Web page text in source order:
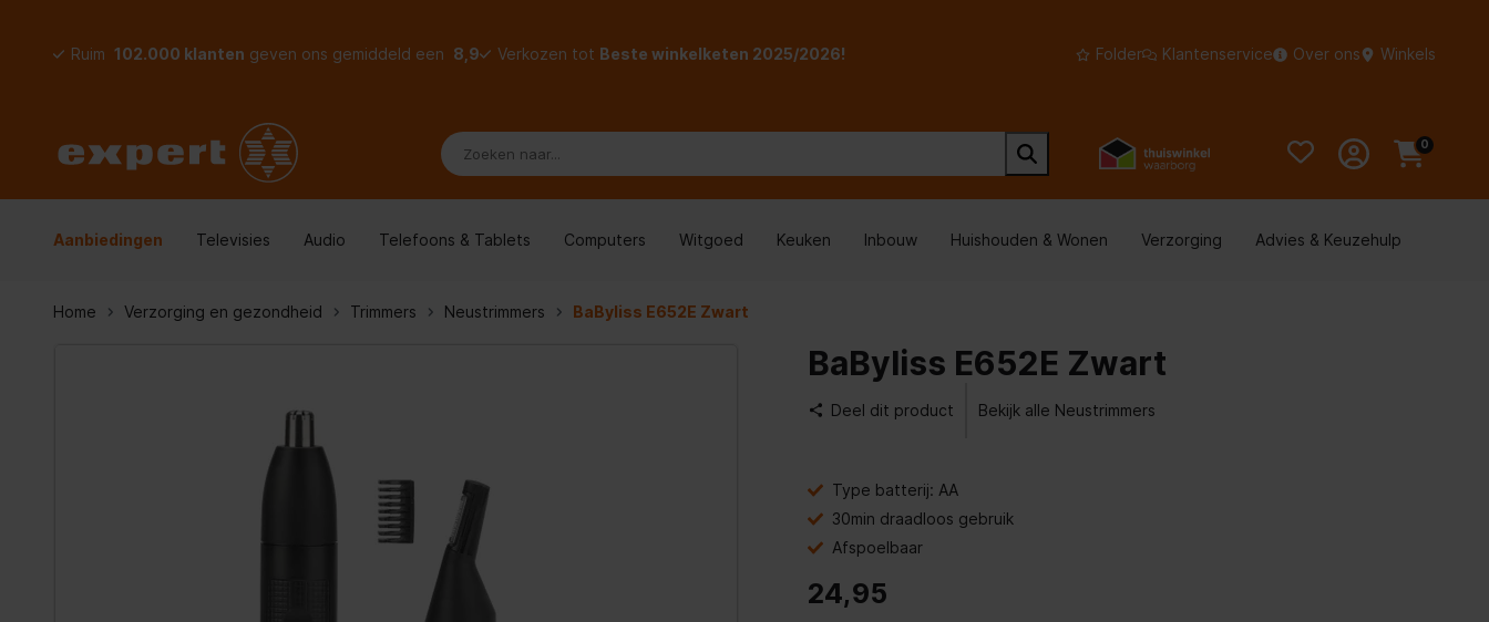
Ruim 102.000 klanten geven ons gemiddeld een 8,9 Verkozen tot Beste winkelketen 2025/2026! Folder Klantenservice Over ons Winkels
0
Aanbiedingen Televisies Audio Telefoons & Tablets Computers Witgoed Keuken Inbouw Huishouden & Wonen Verzorging Advies & Keuzehulp
Home Verzorging en gezondheid Trimmers Neustrimmers BaByliss E652E Zwart
BaByliss E652E Zwart
Deel dit product Bekijk alle Neustrimmers
Type batterij: AA
30min draadloos gebruik
Afspoelbaar
24,95